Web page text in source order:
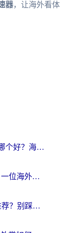
器，让海外看体
MalusVPN好用吗？和uuVPN哪个好？海外党无缝访问国内资源的真实对比与选择指南
归雁加速器为什么用不了了？一位海外游子的真实困惑与技术解答
海外党必看：回国免费VPN推荐？别踩坑！教你选对加速器无缝刷国内资源